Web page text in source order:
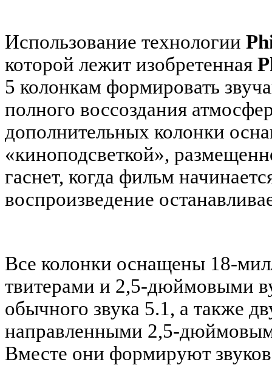
Использование технологии
которой лежит изобретенная
5 колонкам формировать
полного воссоздания
дополнительных колонки
«киноподсветкой»,
гаснет, когда фильм
воспроизведение
Все колонки оснащены 18-
твитерами и 2,5-дюймовыми
обычного звука 5.1, а также
направленными 2,5-
Вместе они формируют